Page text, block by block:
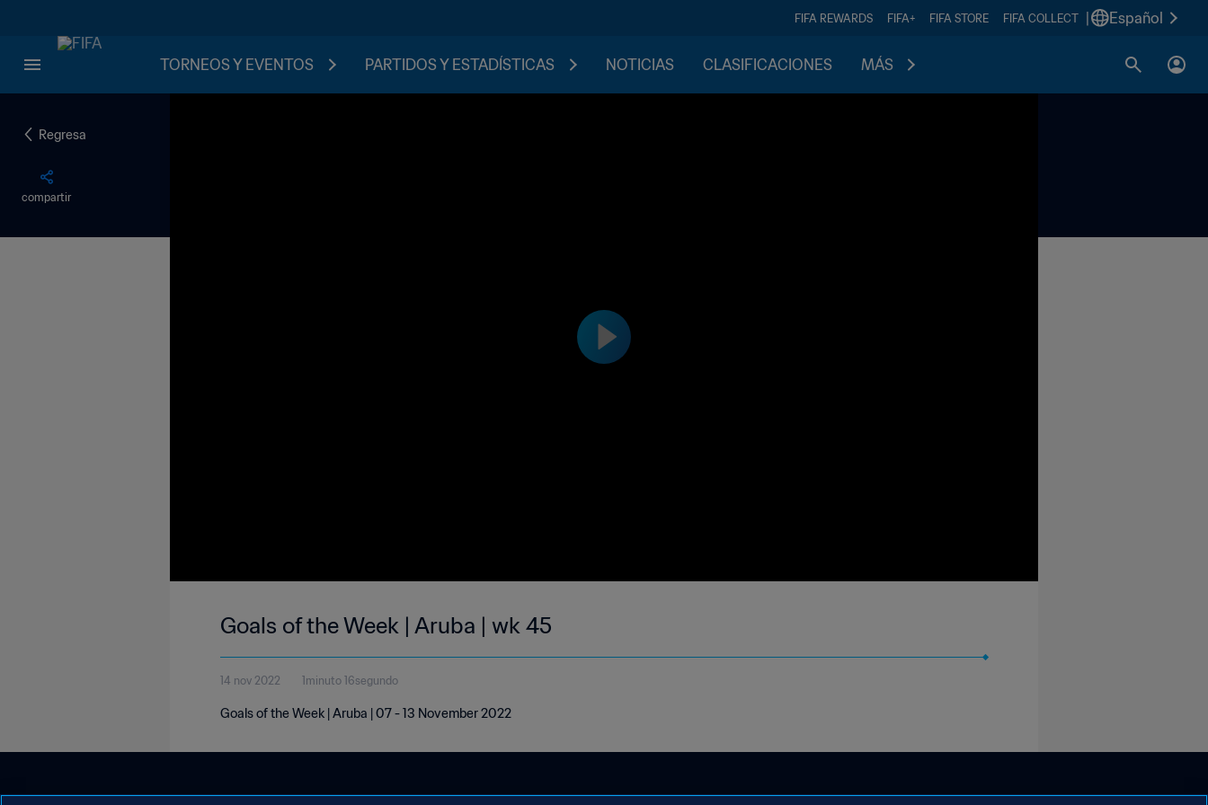
FIFA REWARDS FIFA+ FIFA STORE FIFA COLLECT Español
TORNEOS Y EVENTOS PARTIDOS Y ESTADÍSTICAS NOTICIAS CLASIFICACIONES MÁS
Regresa
compartir
Goals of the Week | Aruba | wk 45
14 nov 2022 1minuto 16segundo
Goals of the Week | Aruba | 07 - 13 November 2022